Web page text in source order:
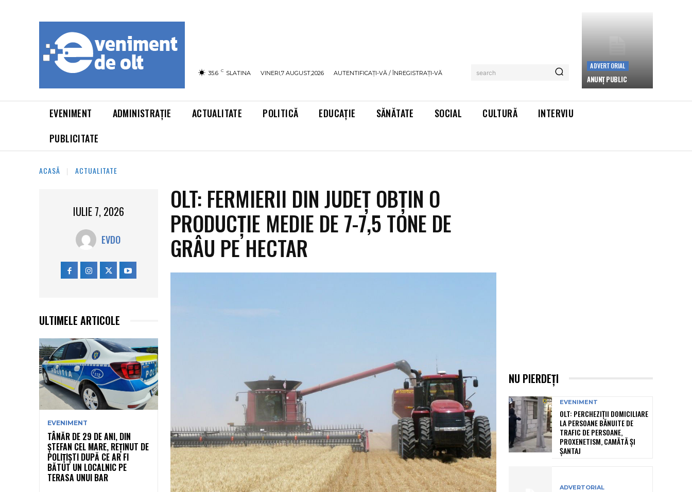
35.6 C SLATINA VINERI,7 AUGUST,2026 AUTENTIFICAȚI-VĂ / ÎNREGISTRAȚI-VĂ search
ADVERTORIAL
ANUNȚ PUBLIC
EVENIMENT ADMINISTRAȚIE ACTUALITATE POLITICĂ EDUCAȚIE SĂNĂTATE SOCIAL CULTURĂ
INTERVIU
PUBLICITATE
ACASĂ ACTUALITATE
IULIE 7, 2026
EVDO
ULTIMELE ARTICOLE
EVENIMENT
TÂNĂR DE 29 DE ANI, DIN
ȘTEFAN CEL MARE, REȚINUT DE
POLIȚIȘTI DUPĂ CE AR FI
BĂTUT UN LOCALNIC PE
TERASA UNUI BAR
OLT: FERMIERII DIN JUDEŢ OBŢIN O
PRODUCŢIE MEDIE DE 7-7,5 TONE DE
GRÂU PE HECTAR
NU PIERDEȚI
EVENIMENT
OLT: PERCHEZIŢII DOMICILIARE
LA PERSOANE BĂNUITE DE
TRAFIC DE PERSOANE,
PROXENETISM, CAMĂTĂ ŞI
ŞANTAJ
ADVERTORIAL